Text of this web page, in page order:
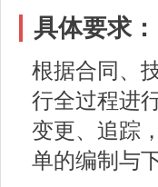
具体要求：
根据合同、
行全过程进
变更、追踪
单的编制与